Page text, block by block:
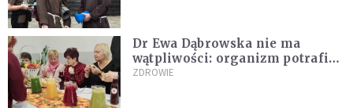
Dr Ewa Dąbrowska nie ma
wątpliwości: organizm potrafi
leczyć się sam
ZDROWIE